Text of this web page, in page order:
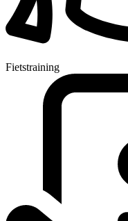
Fietstraining